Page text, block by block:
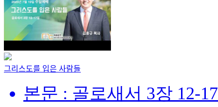
그리스도를 입은 사람들
본문 : 골로새서 3장 12-